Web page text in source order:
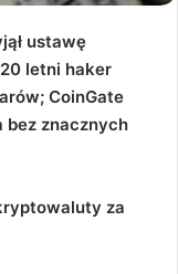
ustawę
letni haker
CoinGate
bez znacznych
za